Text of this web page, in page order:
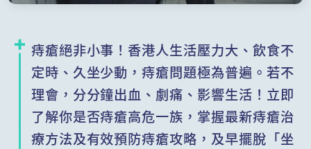
痔瘡絕非小事！香港人生活壓力大、飲食不
定時、久坐少動，痔瘡問題極為普遍。若不
理會，分分鐘出血、劇痛、影響生活！立即
了解你是否痔瘡高危一族，掌握最新痔瘡治
療方法及有效預防痔瘡攻略，及早擺脫「坐